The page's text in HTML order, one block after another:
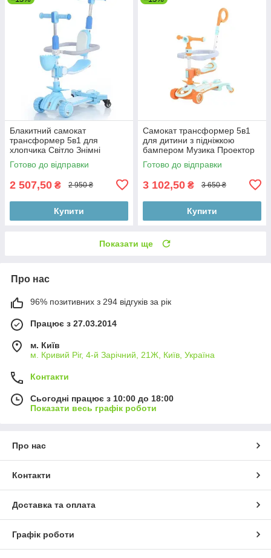
Блакитний самокат
трансформер 5в1 для
хлопчика Світло Знімні
колеса для стійкості
Готово до відправки
2 507,50 ₴ 2 950 ₴
Купити
Самокат трансформер 5в1
для дитини з підніжкою
бампером Музика Проектор
Фара колір М'ята/
Помаранчевий
Готово до відправки
3 102,50 ₴ 3 650 ₴
Купити
Показати ще
Про нас
96% позитивних з 294 відгуків за рік
Працює з 27.03.2014
м. Київ
м. Кривий Ріг, 4-й Зарічний, 21Ж, Київ, Україна
Контакти
Сьогодні працює з 10:00 до 18:00
Показати весь графік роботи
Про нас
Контакти
Доставка та оплата
Графік роботи